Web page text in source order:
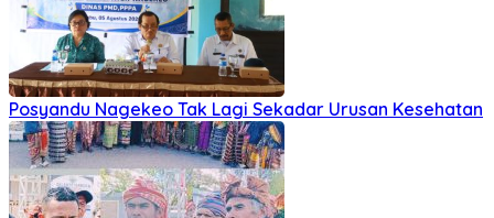
Posyandu Nagekeo Tak Lagi Sekadar Urusan Kesehatan